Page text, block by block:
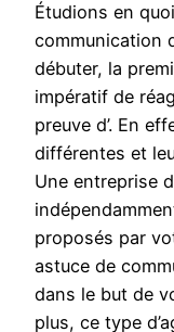
Étudions en
communication
débuter, la
impératif de
preuve d’. En
différentes et
Une entreprise
proposés par
astuce de
dans le but de
plus, ce type